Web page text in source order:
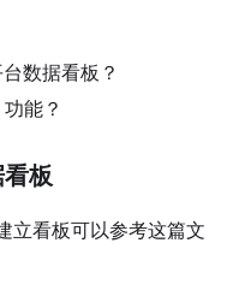
数据看板？
能？
板
立看板可以参考这篇文